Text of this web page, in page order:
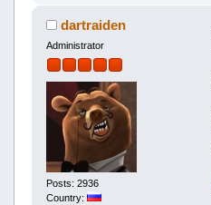
dartraiden
Administrator
Posts: 2936
Country: